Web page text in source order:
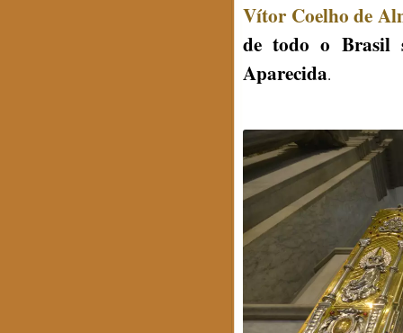
Vítor Coelho de
de todo o Brasil
Aparecida.